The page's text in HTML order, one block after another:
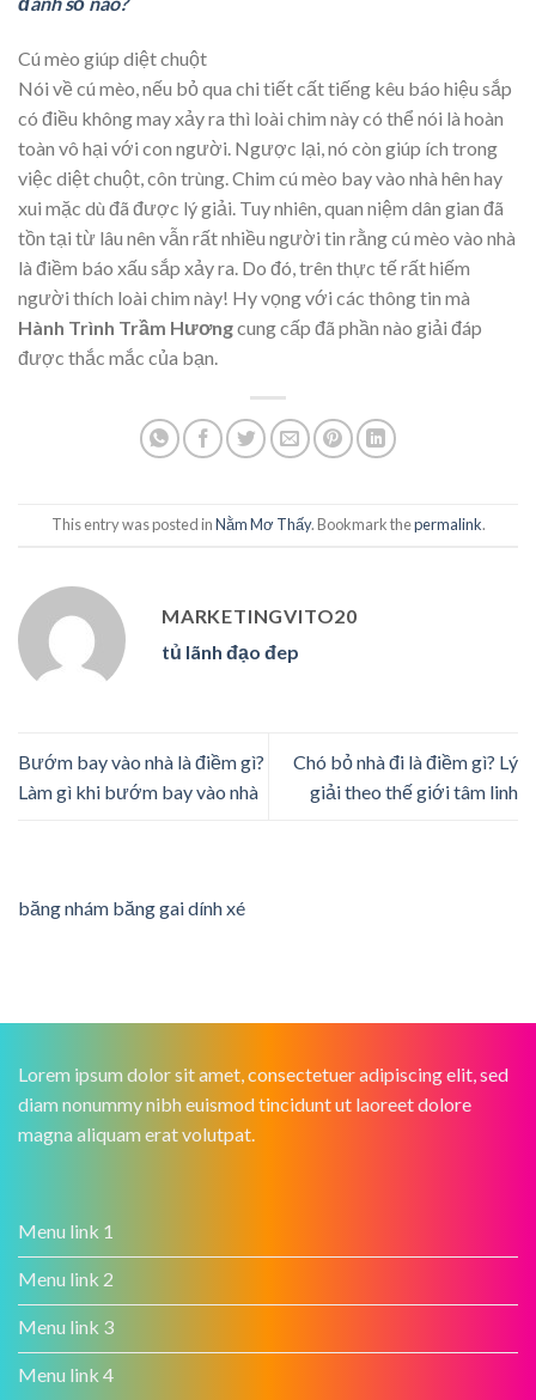
Cú mèo giúp diệt chuột
Nói về cú mèo, nếu bỏ qua chi tiết cất tiếng kêu báo hiệu sắp
có điều không may xảy ra thì loài chim này có thể nói là hoàn
toàn vô hại với con người. Ngược lại, nó còn giúp ích trong
việc diệt chuột, côn trùng. Chim cú mèo bay vào nhà hên hay
xui mặc dù đã được lý giải. Tuy nhiên, quan niệm dân gian đã
tồn tại từ lâu nên vẫn rất nhiều người tin rằng cú mèo vào nhà
là điềm báo xấu sắp xảy ra. Do đó, trên thực tế rất hiếm
người thích loài chim này! Hy vọng với các thông tin mà
Hành Trình Trầm Hươngcung cấp đã phần nào giải đáp
được thắc mắc của bạn.
This entry was posted inNằm Mơ Thấy. Bookmark thepermalink.
MARKETINGVITO20
tủ lãnh đạo đep
Bướm bay vào nhà là điềm gì?
Làm gì khi bướm bay vào nhà
Chó bỏ nhà đi là điềm gì? Lý
giải theo thế giới tâm linh
băng nhám băng gai dính xé
Lorem ipsum dolor sit amet, consectetuer adipiscing elit, sed
diam nonummy nibh euismod tincidunt ut laoreet dolore
magna aliquam erat volutpat.
Menu link 1
Menu link 2
Menu link 3
Menu link 4